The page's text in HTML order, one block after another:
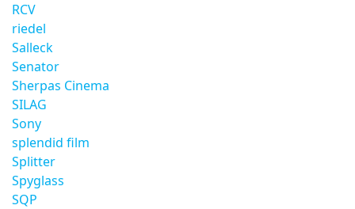
RCV
riedel
Salleck
Senator
Sherpas Cinema
SILAG
Sony
splendid film
Splitter
Spyglass
SQP